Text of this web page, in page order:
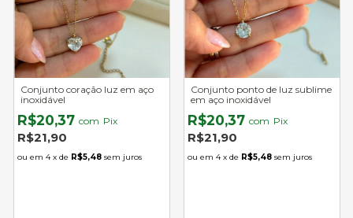
Conjunto coração luz em aço
inoxidável
R$20,37 com Pix
R$21,90
4 x de R$5,48 sem juros
Conjunto ponto de luz sublime
em aço inoxidável
R$20,37 com Pix
R$21,90
4 x de R$5,48 sem juros